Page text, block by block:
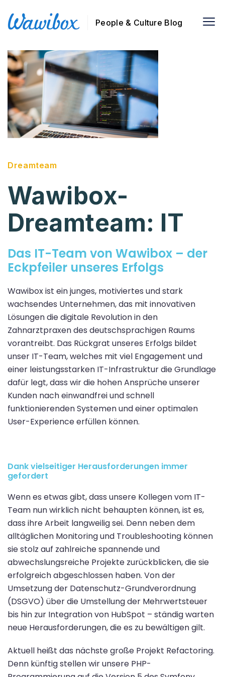
People & Culture Blog
Dreamteam
Wawibox-
Dreamteam: IT
Das IT-Team von Wawibox – der
Eckpfeiler unseres Erfolgs
Wawibox ist ein junges, motiviertes und stark
wachsendes Unternehmen, das mit innovativen
Lösungen die digitale Revolution in den
Zahnarztpraxen des deutschsprachigen Raums
vorantreibt. Das Rückgrat unseres Erfolgs bildet
unser IT-Team, welches mit viel Engagement und
einer leistungsstarken IT-Infrastruktur die Grundlage
dafür legt, dass wir die hohen Ansprüche unserer
Kunden nach einwandfrei und schnell
funktionierenden Systemen und einer optimalen
User-Experience erfüllen können.
Dank vielseitiger Herausforderungen immer
gefordert
Wenn es etwas gibt, dass unsere Kollegen vom IT-
Team nun wirklich nicht behaupten können, ist es,
dass ihre Arbeit langweilig sei. Denn neben dem
alltäglichen Monitoring und Troubleshooting können
sie stolz auf zahlreiche spannende und
abwechslungsreiche Projekte zurückblicken, die sie
erfolgreich abgeschlossen haben. Von der
Umsetzung der Datenschutz-Grundverordnung
(DSGVO) über die Umstellung der Mehrwertsteuer
bis hin zur Integration von HubSpot – ständig warten
neue Herausforderungen, die es zu bewältigen gilt.
Aktuell heißt das nächste große Projekt Refactoring.
Denn künftig stellen wir unsere PHP-